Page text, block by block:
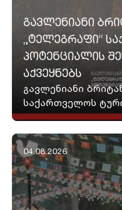
ᲒᲐᲕᲚᲔᲜᲘᲐᲜᲘ
„ᲢᲔᲚᲔᲒᲠᲐᲤᲘ“
ᲞᲝᲢᲔᲜᲪᲘᲐᲚᲘᲡ
ᲐᲥᲕᲔᲧᲜᲔᲑᲡ
გავლენიანი
საქართველოს
04.08.2026